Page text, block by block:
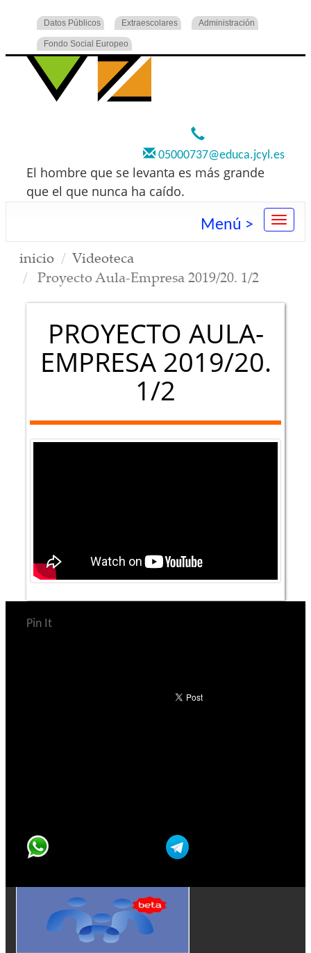
Datos Públicos Extraescolares Administración
Fondo Social Europeo
05000737@educa.jcyl.es
El hombre que se levanta es más grande
que el que nunca ha caído.
Menú >
inicio
Videoteca
Proyecto Aula-Empresa 2019/20. 1/2
PROYECTO AULA-
EMPRESA 2019/20.
1/2
Pin It